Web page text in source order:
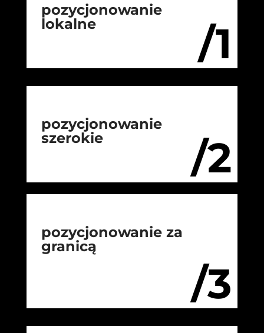
/1
pozycjonowanie
lokalne
/2
pozycjonowanie
szerokie
/3
pozycjonowanie za
granicą